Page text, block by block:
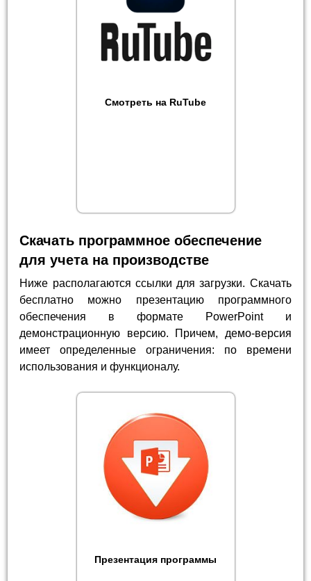
Смотреть на RuTube
Скачать программное обеспечение
для учета на производстве
Ниже располагаются ссылки для загрузки. Скачать
бесплатно можно презентацию программного
обеспечения в формате PowerPoint и
демонстрационную версию. Причем, демо-версия
имеет определенные ограничения: по времени
использования и функционалу.
Презентация программы